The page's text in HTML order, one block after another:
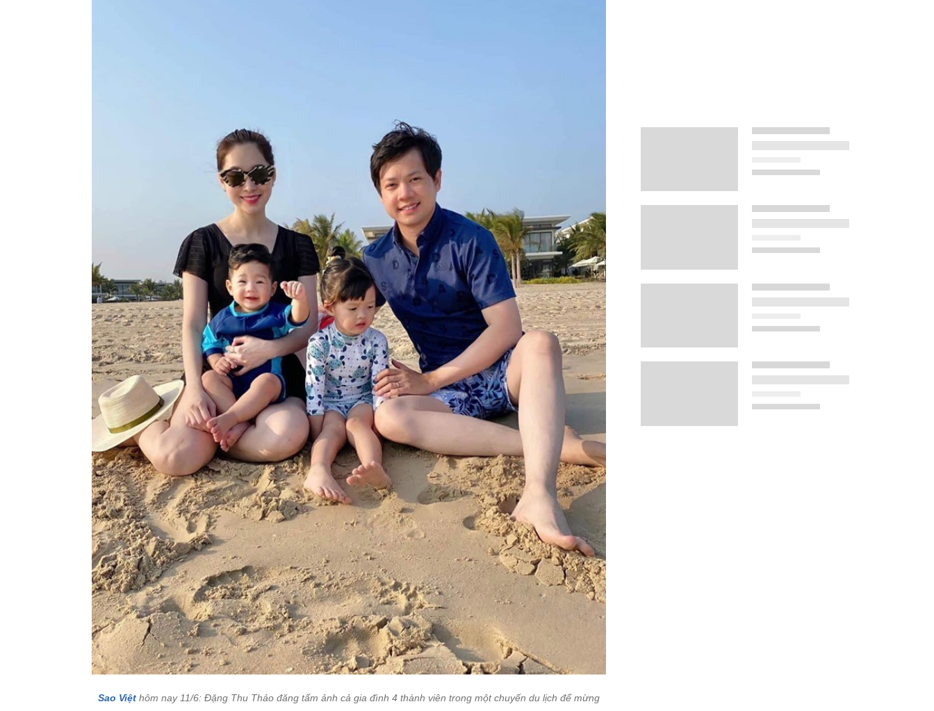
Sao Việt hôm nay 11/6: Đặng Thu Thảo đăng tấm ảnh cả gia đình 4 thành viên trong một chuyến du lịch để mừng